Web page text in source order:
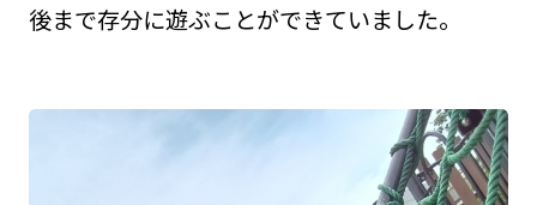
後まで存分に遊ぶことができていました。